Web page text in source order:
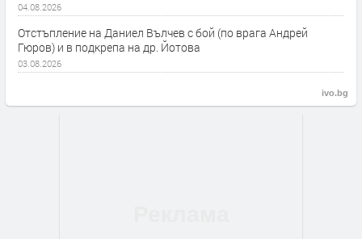
04.08.2026
Отстъпление на Даниел Вълчев с бой (по врага Андрей
Гюров) и в подкрепа на др. Йотова
03.08.2026
ivo.bg